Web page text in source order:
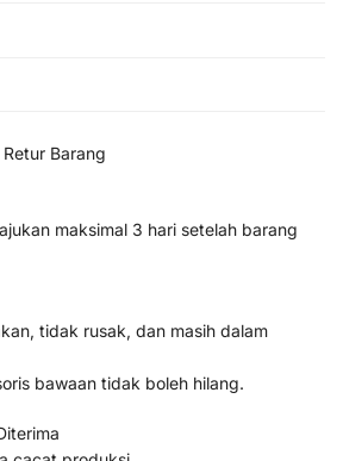
Barang
maksimal 3 hari setelah barang
tidak rusak, dan masih dalam
bawaan tidak boleh hilang.